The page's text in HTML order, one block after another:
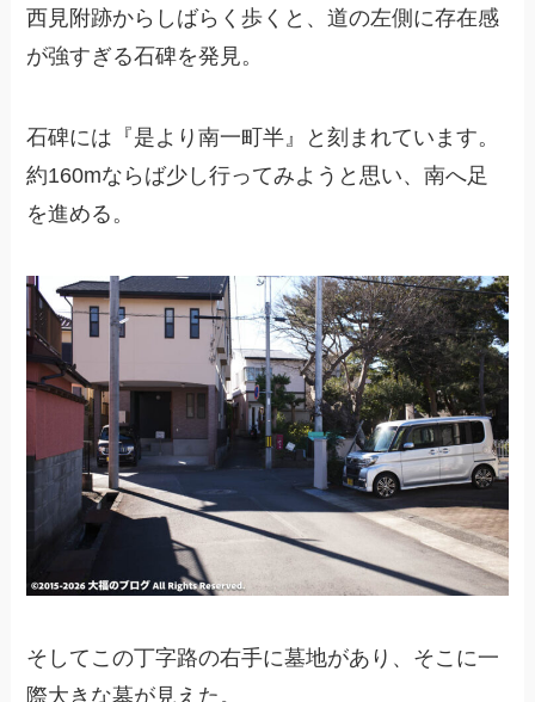
西見附跡からしばらく歩くと、道の左側に存在感
が強すぎる石碑を発見。
石碑には『是より南一町半』と刻まれています。
約160mならば少し行ってみようと思い、南へ足
を進める。
そしてこの丁字路の右手に墓地があり、そこに一
際大きな墓が見えた。